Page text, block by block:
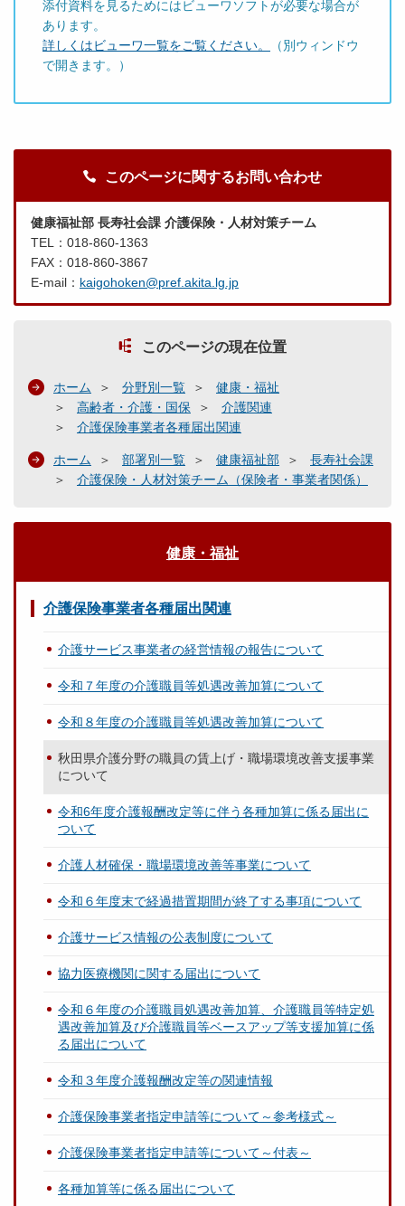
添付資料を見るためにはビューワソフトが必要な場合が
あります。
詳しくはビューワ一覧をご覧ください。
（別ウィンドウ
で開きます。）
このページに関するお問い合わせ
健康福祉部 長寿社会課 介護保険・人材対策チーム
TEL：018-860-1363
FAX：018-860-3867
E-mail： kaigohoken@pref.akita.lg.jp
このページの現在位置
ホーム 分野別一覧
健康・福祉
高齢者・介護・国保
介護関連
介護保険事業者各種届出関連
ホーム 部署別一覧 健康福祉部
長寿社会課
介護保険・人材対策チーム（保険者・事業者関係）
健康・福祉
介護保険事業者各種届出関連
介護サービス事業者の経営情報の報告について
令和７年度の介護職員等処遇改善加算について
令和８年度の介護職員等処遇改善加算について
秋田県介護分野の職員の賃上げ・職場環境改善支援事業
について
令和6年度介護報酬改定等に伴う各種加算に係る届出に
ついて
介護人材確保・職場環境改善等事業について
令和６年度末で経過措置期間が終了する事項について
介護サービス情報の公表制度について
協力医療機関に関する届出について
令和６年度の介護職員処遇改善加算、介護職員等特定処
遇改善加算及び介護職員等ベースアップ等支援加算に係
る届出について
令和３年度介護報酬改定等の関連情報
介護保険事業者指定申請等について～参考様式～
介護保険事業者指定申請等について～付表～
各種加算等に係る届出について